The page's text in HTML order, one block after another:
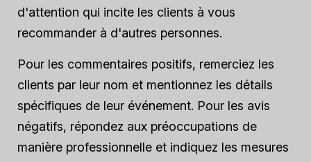
d'attention qui incite les clients à vous
recommander à d'autres personnes.
Pour les commentaires positifs, remerciez les
clients par leur nom et mentionnez les détails
spécifiques de leur événement. Pour les avis
négatifs, répondez aux préoccupations de
manière professionnelle et indiquez les mesures